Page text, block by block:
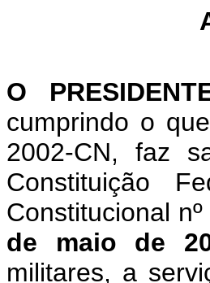
O
cumprindo o
2002-CN, faz
Constituição
Constitucional
de maio de
militares, a